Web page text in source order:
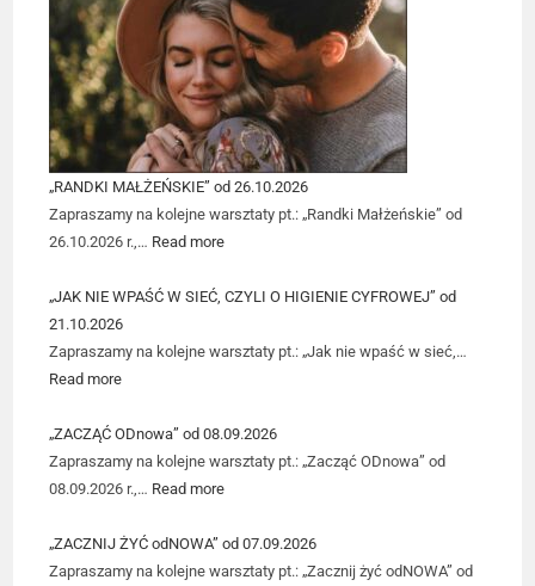
„RANDKI MAŁŻEŃSKIE” od 26.10.2026
Zapraszamy na kolejne warsztaty pt.: „Randki Małżeńskie” od
26.10.2026 r.,… Read more
„JAK NIE WPAŚĆ W SIEĆ, CZYLI O HIGIENIE CYFROWEJ” od
21.10.2026
Zapraszamy na kolejne warsztaty pt.: „Jak nie wpaść w sieć,…
Read more
„ZACZĄĆ ODnowa” od 08.09.2026
Zapraszamy na kolejne warsztaty pt.: „Zacząć ODnowa” od
08.09.2026 r.,… Read more
„ZACZNIJ ŻYĆ odNOWA” od 07.09.2026
Zapraszamy na kolejne warsztaty pt.: „Zacznij żyć odNOWA” od